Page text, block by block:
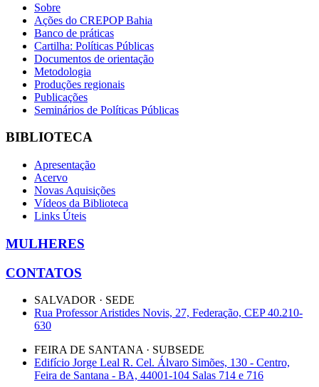
Sobre
Ações do CREPOP Bahia
Banco de práticas
Cartilha: Políticas Públicas
Documentos de orientação
Metodologia
Produções regionais
Publicações
Seminários de Políticas Públicas
BIBLIOTECA
Apresentação
Acervo
Novas Aquisições
Vídeos da Biblioteca
Links Úteis
MULHERES
CONTATOS
SALVADOR · SEDE
Rua Professor Aristides Novis, 27, Federação, CEP 40.210-
630
FEIRA DE SANTANA · SUBSEDE
Edifício Jorge Leal R. Cel. Álvaro Simões, 130 - Centro,
Feira de Santana - BA, 44001-104 Salas 714 e 716